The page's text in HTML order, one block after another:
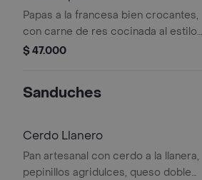
papas y puro placer sin medida!
Papas a la francesa bien crocantes,
con carne de res cocinada al estilo
llanero, cebolla asada al punto, queso
animal. un viaje de philly al llano ¡y
$ 47.000
Sanduches
Cerdo Llanero
Pan artesanal con cerdo a la llanera,
pepinillos agridulces, queso doble